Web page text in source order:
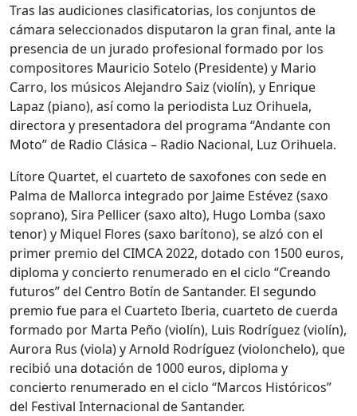
Tras las audiciones clasificatorias, los conjuntos de
cámara seleccionados disputaron la gran final, ante la
presencia de un jurado profesional formado por los
compositores Mauricio Sotelo (Presidente) y Mario
Carro, los músicos Alejandro Saiz (violín), y Enrique
Lapaz (piano), así como la periodista Luz Orihuela,
directora y presentadora del programa “Andante con
Moto” de Radio Clásica – Radio Nacional, Luz Orihuela.
Lítore Quartet, el cuarteto de saxofones con sede en
Palma de Mallorca integrado por Jaime Estévez (saxo
soprano), Sira Pellicer (saxo alto), Hugo Lomba (saxo
tenor) y Miquel Flores (saxo barítono), se alzó con el
primer premio del CIMCA 2022, dotado con 1500 euros,
diploma y concierto renumerado en el ciclo “Creando
futuros” del Centro Botín de Santander. El segundo
premio fue para el Cuarteto Iberia, cuarteto de cuerda
formado por Marta Peño (violín), Luis Rodríguez (violín),
Aurora Rus (viola) y Arnold Rodríguez (violonchelo), que
recibió una dotación de 1000 euros, diploma y
concierto renumerado en el ciclo “Marcos Históricos”
del Festival Internacional de Santander.